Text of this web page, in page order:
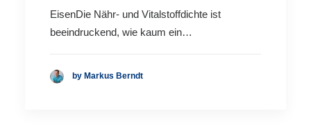
EisenDie Nähr- und Vitalstoffdichte ist
beeindruckend, wie kaum ein…
by Markus Berndt